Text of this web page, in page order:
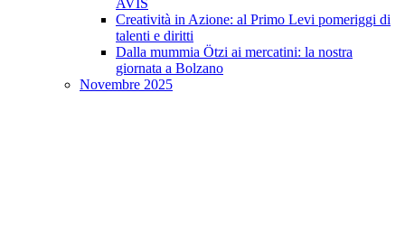
AVIS
Creatività in Azione: al Primo Levi pomeriggi di
talenti e diritti
Dalla mummia Ötzi ai mercatini: la nostra
giornata a Bolzano
Novembre 2025